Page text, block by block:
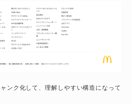
ンク化して、理解しやすい構造になって